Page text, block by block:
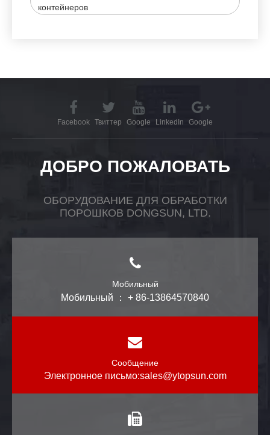
контейнеров
Facebook Твиттер Google LinkedIn Google
ДОБРО ПОЖАЛОВАТЬ
ОБОРУДОВАНИЕ ДЛЯ ОБРАБОТКИ
ПОРОШКОВ DONGSUN, LTD.
Мобильный
Мобильный ： + 86-13864570840
Сообщение
Электронное письмо:sales@ytopsun.com